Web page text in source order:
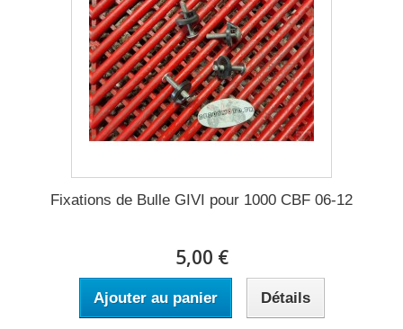
Fixations de Bulle GIVI pour 1000 CBF 06-12
5,00 €
Ajouter au panier Détails